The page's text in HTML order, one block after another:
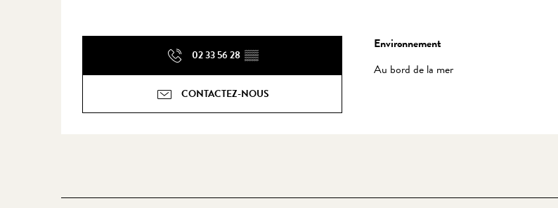
02 33 56 28 ▒▒
CONTACTEZ-NOUS
Environnement
Environnement
Au bord de la mer